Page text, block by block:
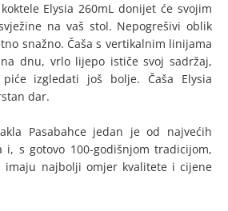
Elysia 260mL donijet će svojim
na vaš stol. Nepogrešivi oblik
snažno. Čaša s vertikalnim linijama
dnu, vrlo lijepo ističe svoj sadržaj,
izgledati još bolje. Čaša Elysia
dar.
Pasabahce jedan je od najvećih
i, s gotovo 100-godišnjom tradicijom,
imaju najbolji omjer kvalitete i cijene